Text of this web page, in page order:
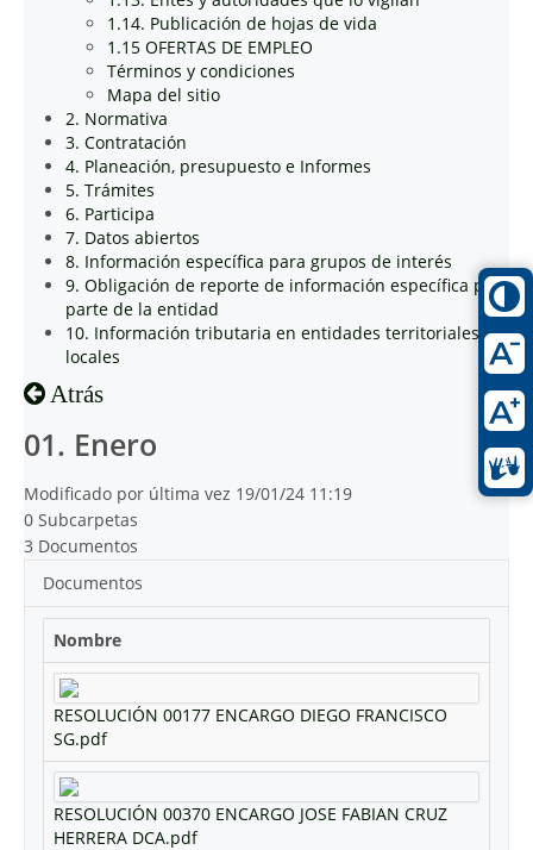
1.14. Publicación de hojas de vida
1.15 OFERTAS DE EMPLEO
Términos y condiciones
Mapa del sitio
2. Normativa
3. Contratación
4. Planeación, presupuesto e Informes
5. Trámites
6. Participa
7. Datos abiertos
8. Información específica para grupos de interés
9. Obligación de reporte de información específica por
parte de la entidad
10. Información tributaria en entidades territoriales
locales
Atrás
01. Enero
Modificado por última vez 19/01/24 11:19
0 Subcarpetas
3 Documentos
Documentos
Nombre
RESOLUCIÓN 00177 ENCARGO DIEGO FRANCISCO
SG.pdf
RESOLUCIÓN 00370 ENCARGO JOSE FABIAN CRUZ
HERRERA DCA.pdf